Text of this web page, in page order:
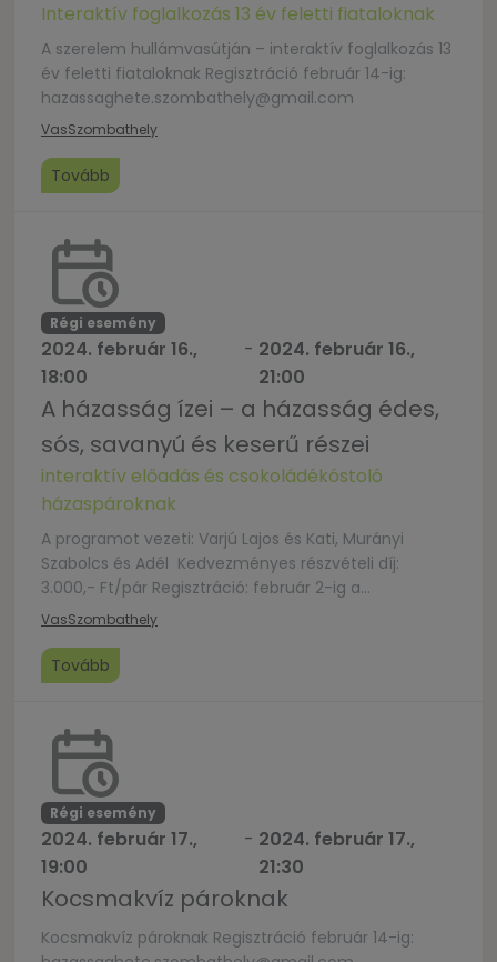
Interaktív foglalkozás 13 év feletti fiataloknak
A szerelem hullámvasútján – interaktív foglalkozás 13
év feletti fiataloknak Regisztráció február 14-ig:
hazassaghete.szombathely@gmail.com
VasSzombathely
Tovább
Régi esemény
2024. február 16.,
18:00
- 2024. február 16.,
21:00
A házasság ízei – a házasság édes,
sós, savanyú és keserű részei
interaktív előadás és csokoládékóstoló
házaspároknak
A programot vezeti: Varjú Lajos és Kati, Murányi
Szabolcs és Adél Kedvezményes részvételi díj:
3.000,- Ft/pár Regisztráció: február 2-ig a
hazassag.izei.szombathely@gmail.com
VasSzombathely
Tovább
Régi esemény
2024. február 17.,
19:00
- 2024. február 17.,
21:30
Kocsmakvíz pároknak
Kocsmakvíz pároknak Regisztráció február 14-ig: